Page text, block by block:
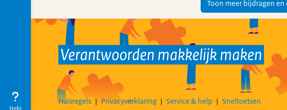
Toon meer bijdragen
Verantwoorden makkelijk maken
Huisregels Privacyverklaring Service & help Sneltoetsen